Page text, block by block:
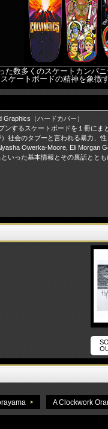
た数多くのスケートカンパ
ケートボードの精神を象徴
（ハードカバー）
するスケートボードを１冊に
社会のタブーと言われる暴力、
Owerka-Moore, Eli
いった基本情報とその裏話とと
A Clockwork